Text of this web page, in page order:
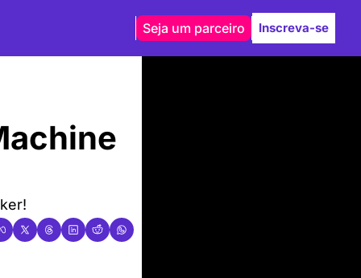
Seja um parceiro Inscreva-se